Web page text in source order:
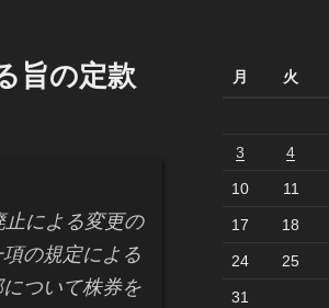
旨の定款
による変更の
の規定による
ついて株券を
月 火
3 4
10 11
17 18
24 25
31